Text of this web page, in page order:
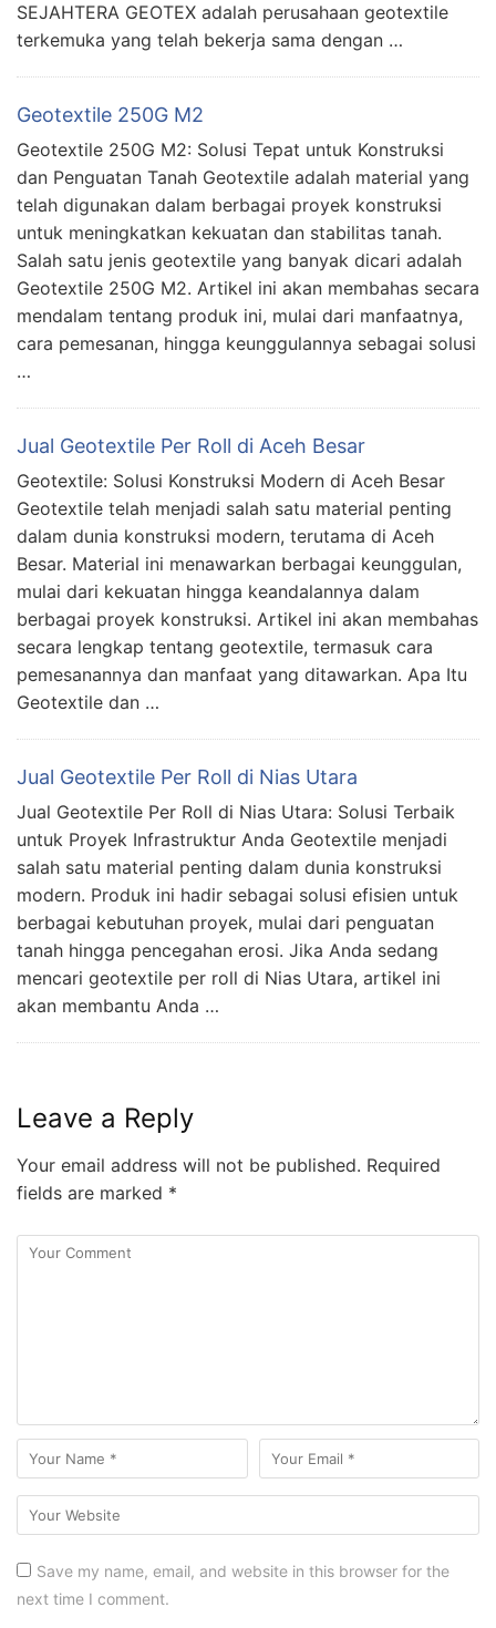
SEJAHTERA GEOTEX adalah perusahaan geotextile
terkemuka yang telah bekerja sama dengan …
Geotextile 250G M2
Geotextile 250G M2: Solusi Tepat untuk Konstruksi
dan Penguatan Tanah Geotextile adalah material yang
telah digunakan dalam berbagai proyek konstruksi
untuk meningkatkan kekuatan dan stabilitas tanah.
Salah satu jenis geotextile yang banyak dicari adalah
Geotextile 250G M2. Artikel ini akan membahas secara
mendalam tentang produk ini, mulai dari manfaatnya,
cara pemesanan, hingga keunggulannya sebagai solusi
…
Jual Geotextile Per Roll di Aceh Besar
Geotextile: Solusi Konstruksi Modern di Aceh Besar
Geotextile telah menjadi salah satu material penting
dalam dunia konstruksi modern, terutama di Aceh
Besar. Material ini menawarkan berbagai keunggulan,
mulai dari kekuatan hingga keandalannya dalam
berbagai proyek konstruksi. Artikel ini akan membahas
secara lengkap tentang geotextile, termasuk cara
pemesanannya dan manfaat yang ditawarkan. Apa Itu
Geotextile dan …
Jual Geotextile Per Roll di Nias Utara
Jual Geotextile Per Roll di Nias Utara: Solusi Terbaik
untuk Proyek Infrastruktur Anda Geotextile menjadi
salah satu material penting dalam dunia konstruksi
modern. Produk ini hadir sebagai solusi efisien untuk
berbagai kebutuhan proyek, mulai dari penguatan
tanah hingga pencegahan erosi. Jika Anda sedang
mencari geotextile per roll di Nias Utara, artikel ini
akan membantu Anda …
Leave a Reply
Your email address will not be published. Required
fields are marked *
Save my name, email, and website in this browser for the
next time I comment.